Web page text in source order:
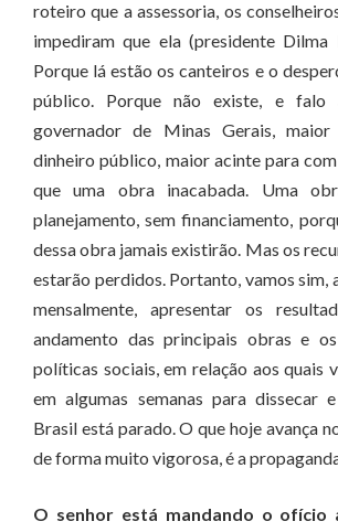
roteiro que a assessoria, os
impediram que ela (presidente Dilma
Porque lá estão os canteiros e o
público. Porque não existe, e falo
governador de Minas Gerais,
dinheiro público, maior acinte para
que uma obra inacabada. Uma
planejamento, sem financiamento,
dessa obra jamais existirão. Mas os
estarão perdidos. Portanto, vamos sim,
mensalmente, apresentar os
andamento das principais obras e
políticas sociais, em relação aos quais
em algumas semanas para dissecar
Brasil está parado. O que hoje avança
de forma muito vigorosa, é a
O senhor está mandando o ofício